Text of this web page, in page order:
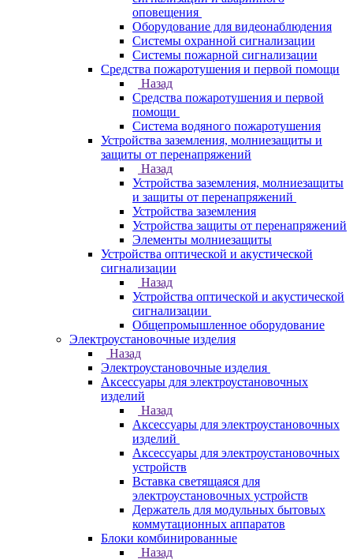
оповещения
Оборудование для видеонаблюдения
Системы охранной сигнализации
Системы пожарной сигнализации
Средства пожаротушения и первой помощи
Назад
Средства пожаротушения и первой
помощи
Система водяного пожаротушения
Устройства заземления, молниезащиты и
защиты от перенапряжений
Назад
Устройства заземления, молниезащиты
и защиты от перенапряжений
Устройства заземления
Устройства защиты от перенапряжений
Элементы молниезащиты
Устройства оптической и акустической
сигнализации
Назад
Устройства оптической и акустической
сигнализации
Общепромышленное оборудование
Электроустановочные изделия
Назад
Электроустановочные изделия
Аксессуары для электроустановочных
изделий
Назад
Аксессуары для электроустановочных
изделий
Аксессуары для электроустановочных
устройств
Вставка светящаяся для
электроустановочных устройств
Держатель для модульных бытовых
коммутационных аппаратов
Блоки комбинированные
Назад